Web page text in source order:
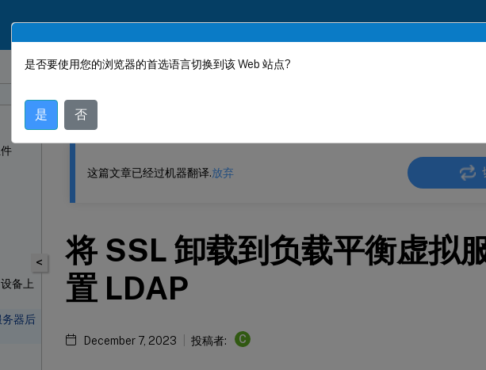
备上
务器后
此内容已经过机器动态翻译。
<
这篇文章已经过机器翻译.放弃
将 SSL 卸载到负载平衡虚拟
置 LDAP
December 7, 2023 投稿者: C
是否要使用您的浏览器的首选语言切换到该 Web 站点?
是 否